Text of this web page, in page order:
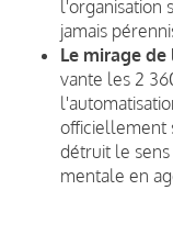
l'organisation
jamais
Le mirage
vante les 2
officiellement
détruit le
mentale en